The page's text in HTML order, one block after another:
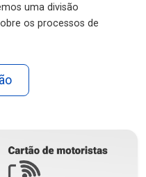
uma divisão
os processos de